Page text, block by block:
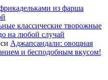
из фарша
классические творожные
на любой случай
Аджапсандали: овощная
и бесподобным вкусом!